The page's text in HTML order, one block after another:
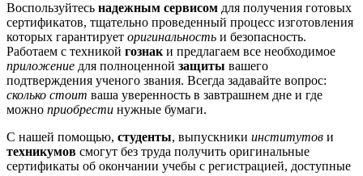
Воспользуйтесь надежным сервисом для получения готовых
сертификатов, тщательно проведенный процесс изготовления
которых гарантирует оригинальность и безопасность.
Работаем с техникой гознак и предлагаем все необходимое
приложение для полноценной защиты вашего
подтверждения ученого звания. Всегда задавайте вопрос:
сколько стоит ваша уверенность в завтрашнем дне и где
можно приобрести нужные бумаги.
С нашей помощью, студенты, выпускники институтов и
техникумов смогут без труда получить оригинальные
сертификаты об окончании учебы с регистрацией, доступные